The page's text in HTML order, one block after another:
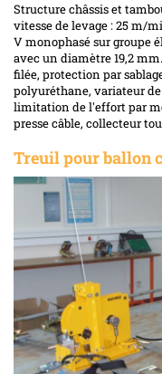
Structure châssis et
vitesse de levage : 25 m/
V monophasé sur groupe
avec un diamètre 19,2
filée, protection par
polyuréthane, variateur
limitation de l'effort par
presse câble, collecteur
Treuil pour ballon